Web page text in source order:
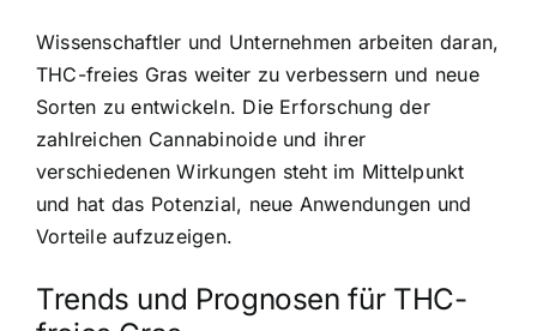
Wissenschaftler und Unternehmen arbeiten daran,
THC-freies Gras weiter zu verbessern und neue
Sorten zu entwickeln. Die Erforschung der
zahlreichen Cannabinoide und ihrer
verschiedenen Wirkungen steht im Mittelpunkt
und hat das Potenzial, neue Anwendungen und
Vorteile aufzuzeigen.
Trends und Prognosen für THC-